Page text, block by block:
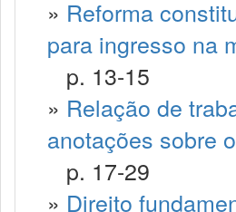
» Reforma
para ingresso na
p. 13-15
» Relação de
anotações sobre
p. 17-29
» Direito